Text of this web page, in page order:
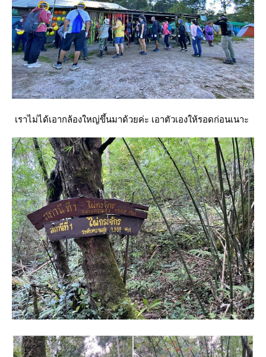
เราไม่ได้เอากล้องใหญ่ขึ้นมาด้วยค่ะ เอาตัวเองให้รอดก่อนเนาะ